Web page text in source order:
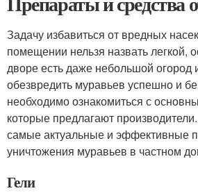
Задачу избавиться от вредных
помещении нельзя назвать легкой,
дворе есть даже небольшой огород
обезвредить муравьев успешно и
необходимо ознакомиться с
которые предлагают
самые актуальные и эффективные
уничтожения муравьев в частном
Гели